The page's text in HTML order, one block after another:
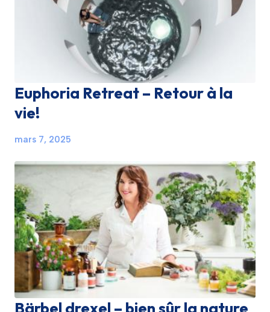
Euphoria Retreat – Retour à la
vie!
mars 7, 2025
Bärbel drexel – bien sûr la nature